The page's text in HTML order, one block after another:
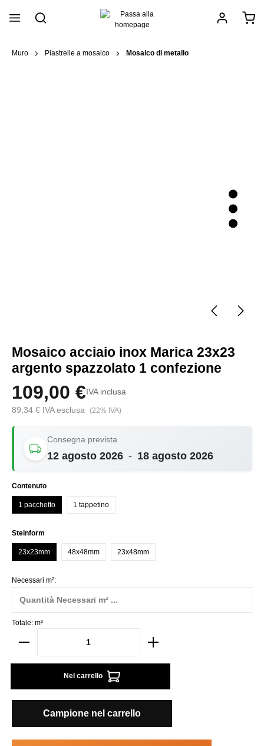
principale
Muro Piastrelle a mosaico Mosaico di metallo
Mosaico acciaio inox Marica 23x23
argento spazzolato 1 confezione
109,00 € IVA inclusa
89,34 € IVA esclusa (22% IVA)
Consegna prevista
12 agosto 2026 - 18 agosto 2026
Seleziona
Contenuto
1 pacchetto 1 tappetino
Seleziona
Steinform
23x23mm 48x48mm 23x48mm
Necessari m²:
Totale: m²
Nel carrello
Campione nel carrello